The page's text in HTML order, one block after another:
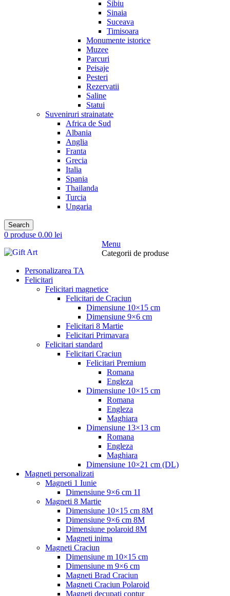
Sibiu
Sinaia
Suceava
Timisoara
Monumente istorice
Muzee
Parcuri
Peisaje
Pesteri
Rezervatii
Saline
Statui
Suveniruri strainatate
Africa de Sud
Albania
Anglia
Franta
Grecia
Italia
Spania
Thailanda
Turcia
Ungaria
Search
0 produse 0.00 lei
Menu
Categorii de produse
Personalizarea TA
Felicitari
Felicitari magnetice
Felicitari de Craciun
Dimensiune 10×15 cm
Dimensiune 9×6 cm
Felicitari 8 Martie
Felicitari Primavara
Felicitari standard
Felicitari Craciun
Felicitari Premium
Romana
Engleza
Dimensiune 10×15 cm
Romana
Engleza
Maghiara
Dimensiune 13×13 cm
Romana
Engleza
Maghiara
Dimensiune 10×21 cm (DL)
Magneti personalizati
Magneti 1 Iunie
Dimensiune 9×6 cm 1I
Magneti 8 Martie
Dimensiune 10×15 cm 8M
Dimensiune 9×6 cm 8M
Dimensiune polaroid 8M
Magneti inima
Magneti Craciun
Dimensiune m 10×15 cm
Dimensiune m 9×6 cm
Magneti Brad Craciun
Magneti Craciun Polaroid
Magneti decupati contur